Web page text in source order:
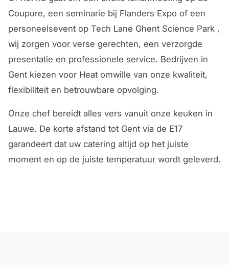
Coupure, een seminarie bij Flanders Expo of een
personeelsevent op Tech Lane Ghent Science Park ,
wij zorgen voor verse gerechten, een verzorgde
presentatie en professionele service. Bedrijven in
Gent kiezen voor Heat omwille van onze kwaliteit,
flexibiliteit en betrouwbare opvolging.
Onze chef bereidt alles vers vanuit onze keuken in
Lauwe. De korte afstand tot Gent via de E17
garandeert dat uw catering altijd op het juiste
moment en op de juiste temperatuur wordt geleverd.